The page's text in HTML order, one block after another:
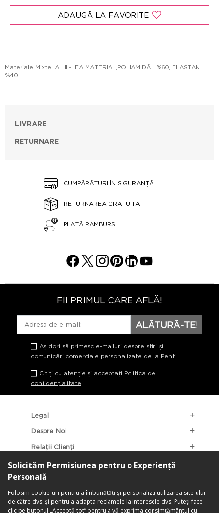
ADAUGĂ LA FAVORITE
Materiale Mixte: AL III-LEA MATERIAL,POLIAMIDĂ %60, ELASTAN
%40
LIVRARE
RETURNARE
CUMPĂRĂTURI ÎN SIGURANȚĂ
RETURNAREA GRATUITĂ
PLATĂ RAMBURS
FII PRIMUL CARE AFLĂ!
ALĂTURĂ-TE!
Aș dori să primesc e-mailuri despre știri și
comunicări comerciale personalizate de la Penti
Citiți cu atenție și acceptați Politica de
confidențialitate
Legal
Despre Noi
Relații Clienți
Categorii Populare
Localizarea Magazinelor
contact@penti.com.ro